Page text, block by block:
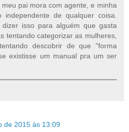
pai mora com agente, e minha
de qualquer coisa.
isso para alguém que gasta
tentando categorizar as mulheres,
descobrir de que "forma
existisse um manual pra um ser
de 2015 às 13:09